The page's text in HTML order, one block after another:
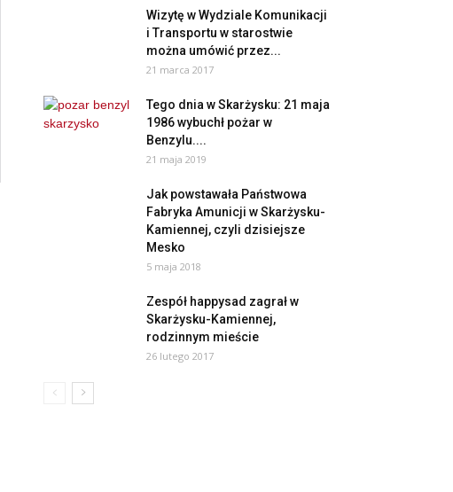
Wizytę w Wydziale Komunikacji
i Transportu w starostwie
można umówić przez...
21 marca 2017
Tego dnia w Skarżysku: 21 maja
1986 wybuchł pożar w
Benzylu....
21 maja 2019
Jak powstawała Państwowa
Fabryka Amunicji w Skarżysku-
Kamiennej, czyli dzisiejsze
Mesko
5 maja 2018
Zespół happysad zagrał w
Skarżysku-Kamiennej,
rodzinnym mieście
26 lutego 2017